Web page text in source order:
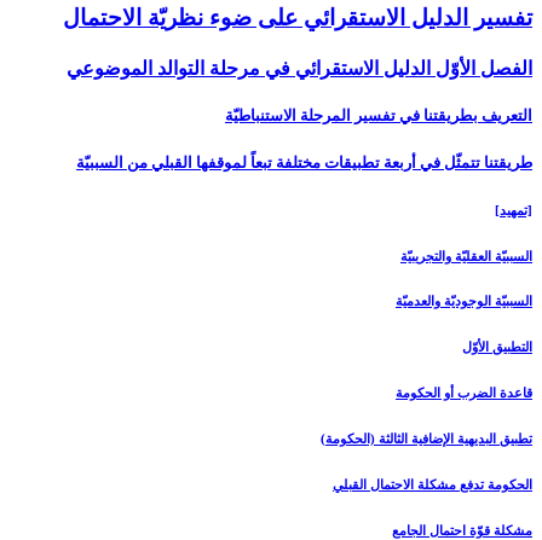
تفسير الدليل الاستقرائي على ضوء نظريّة الاحتمال‏
الفصل الأوّل الدليل الاستقرائي في مرحلة التوالد الموضوعي‏
التعريف بطريقتنا في تفسير المرحلة الاستنباطيّة
طريقتنا تتمثّل في أربعة تطبيقات مختلفة تبعاً لموقفها القبلي من السببيّة
[تمهيد]
السببيّة العقليّة والتجريبيّة
السببيّة الوجوديّة والعدميّة
التطبيق الأوّل‏
قاعدة الضرب أو الحكومة
تطبيق البديهية الإضافية الثالثة (الحكومة)
الحكومة تدفع مشكلة الاحتمال القبلي
مشكلة قوّة احتمال الجامع